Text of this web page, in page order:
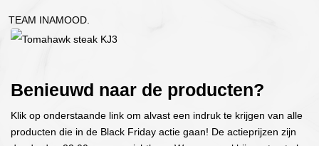
TEAM INAMOOD.
Benieuwd naar de producten?
Klik op onderstaande link om alvast een indruk te krijgen van alle
producten die in de Black Friday actie gaan! De actieprijzen zijn